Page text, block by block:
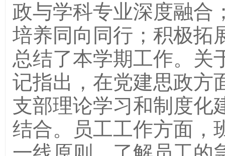
政与学科专业深度融合
培养同向同行；积极拓
总结了本学期工作。关
记指出，在党建思政方
支部理论学习和制度化
结合。员工工作方面，